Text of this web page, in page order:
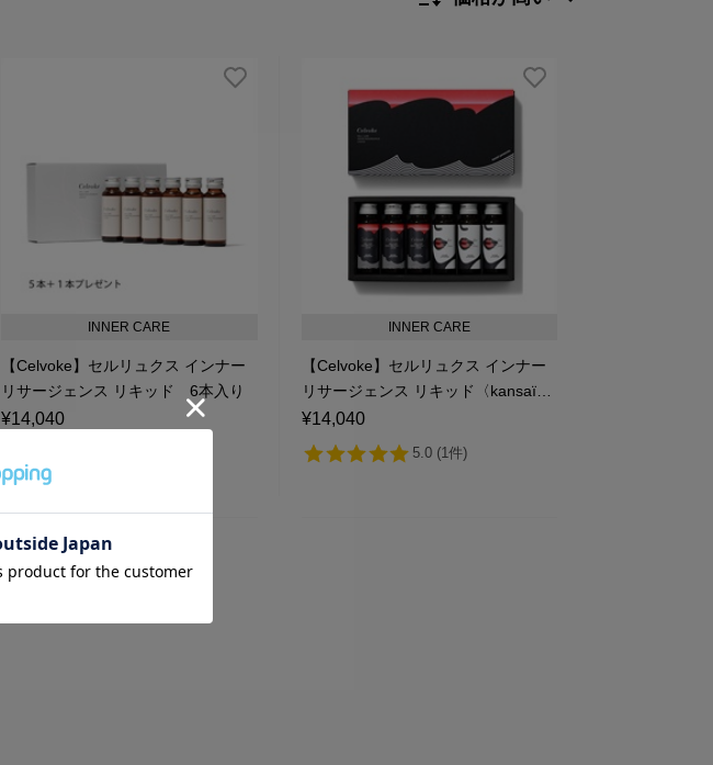
価格が安い
価格が高い
レビューが多い順
レビュー評価が高い順
人気順
INNER CARE
【Celvoke】セルリュクス インナー
リサージェンス リキッド 6本入り
¥14,040
2回目以降購入価格:
INNER CARE
【Celvoke】セルリュクス インナー
リサージェンス リキッド〈kansaï
yamamoto collaboration〉
¥14,040